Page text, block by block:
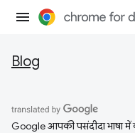
Blog
Google आपकी पसंदीदा भाषा